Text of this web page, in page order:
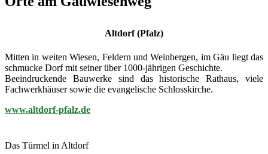
Altdorf (Pfalz)
Mitten in weiten Wiesen, Feldern und Weinbergen, im Gäu liegt das
schmucke Dorf mit seiner über 1000-jährigen Geschichte.
Beeindruckende Bauwerke sind das historische Rathaus, viele
Fachwerkhäuser sowie die evangelische Schlosskirche.
www.altdorf-pfalz.de
Das Türmel in Altdorf